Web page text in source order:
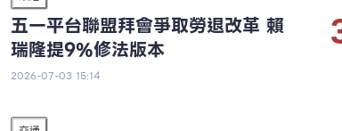
五一平台聯盟拜會爭取勞退改革 賴
瑞隆提9%修法版本
2026-07-03 15:14